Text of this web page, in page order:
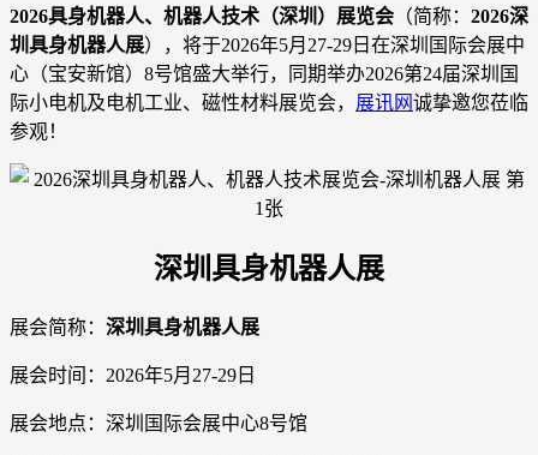
2026具身机器人、机器人技术（深圳）展览会 （简称： 2026深
圳具身机器人展），将于2026年5月27-29日在深圳国际会展中
心（宝安新馆）8号馆盛大举行，同期举办2026第24届深圳国
际小电机及电机工业、磁性材料展览会， 展讯网诚挚邀您莅临
参观！
深圳具身机器人展
展会简称： 深圳具身机器人展
展会时间：2026年5月27-29日
展会地点：深圳国际会展中心8号馆